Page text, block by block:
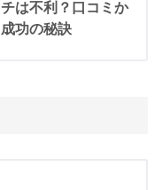
は不利？口コミか
功の秘訣